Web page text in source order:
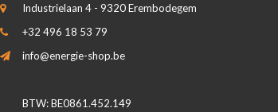
Industrielaan 4 - 9320 Erembodegem
+32 496 18 53 79
info@energie-shop.be
BTW: BE0861.452.149